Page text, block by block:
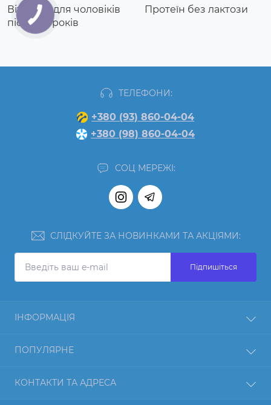
Вітаміни для чоловіків
після 40 років
Протеїн без лактози
ТЕЛЕФОНИ:
+380 (93) 860-04-04
+380 (98) 860-04-04
СОЦ МЕРЕЖІ:
СЛІДКУЙТЕ ЗА НОВИНКАМИ ТА АКЦІЯМИ:
Підпишіться
ІНФОРМАЦІЯ
Про нас
Оплата і доставка
ПОПУЛЯРНЕ
Гейнер
КОНТАКТИ ТА АДРЕСА